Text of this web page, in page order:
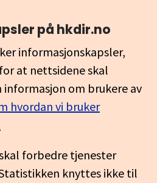
på hkdir.no
informasjonskapsler,
at nettsidene skal
informasjon om brukere av
hvordan vi bruker
forbedre tjenester
knyttes ikke til